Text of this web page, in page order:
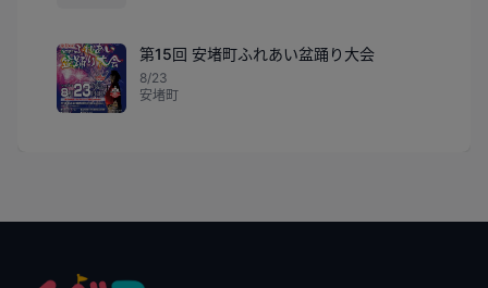
第15回 安堵町ふれあい盆踊り大会
8/23
安堵町